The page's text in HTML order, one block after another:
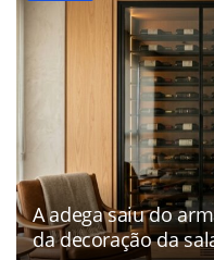
A adega saiu do
da decoração da